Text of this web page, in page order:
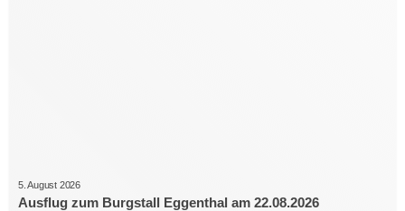
5. August 2026
Ausflug zum Burgstall Eggenthal am 22.08.2026